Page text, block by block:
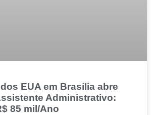
EUA em Brasília abre
Administrativo:
85 mil/Ano